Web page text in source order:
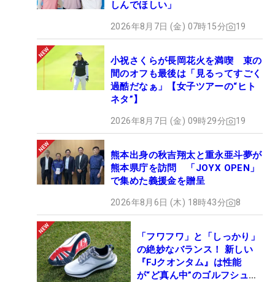
しんでほしい」
2026年8月7日 (金) 07時15分 19
小祝さくらが長岡花火を満喫 束の
間のオフも最後は「見るってすごく
過酷だなぁ」【女子ツアーの“ヒト
ネタ”】
2026年8月7日 (金) 09時29分 19
熊本出身の秋吉翔太と重永亜斗夢が
熊本県庁を訪問 「JOYX OPEN」
で集めた義援金を贈呈
2026年8月6日 (木) 18時43分 8
「フワフワ」と「しっかり」
の絶妙なバランス！ 新しい
『FJクオンタム』は性能
が“ど真ん中”のゴルフシュー